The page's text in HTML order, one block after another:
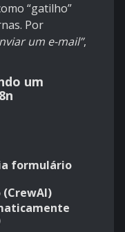
“gatilho”
Por
um e-mail”,
um
formulário
(CrewAI)